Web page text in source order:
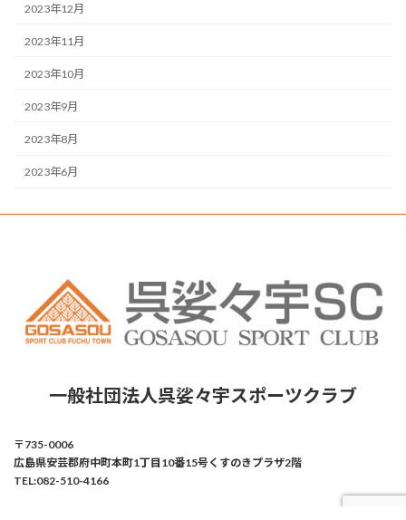
2023年12月
2023年11月
2023年10月
2023年9月
2023年8月
2023年6月
一般社団法人呉娑々宇スポーツクラブ
〒735-0006
広島県安芸郡府中町本町1丁目10番15号くすのきプラザ2階
TEL:082-510-4166